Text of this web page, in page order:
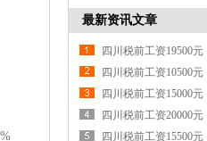
金各交多少钱
最新资讯文章
四川税前工资19500
金各交多少钱
四川税前工资10500
金各交多少钱
四川税前工资15000
金各交多少钱
四川税前工资20000
金各交多少钱
四川税前工资15500